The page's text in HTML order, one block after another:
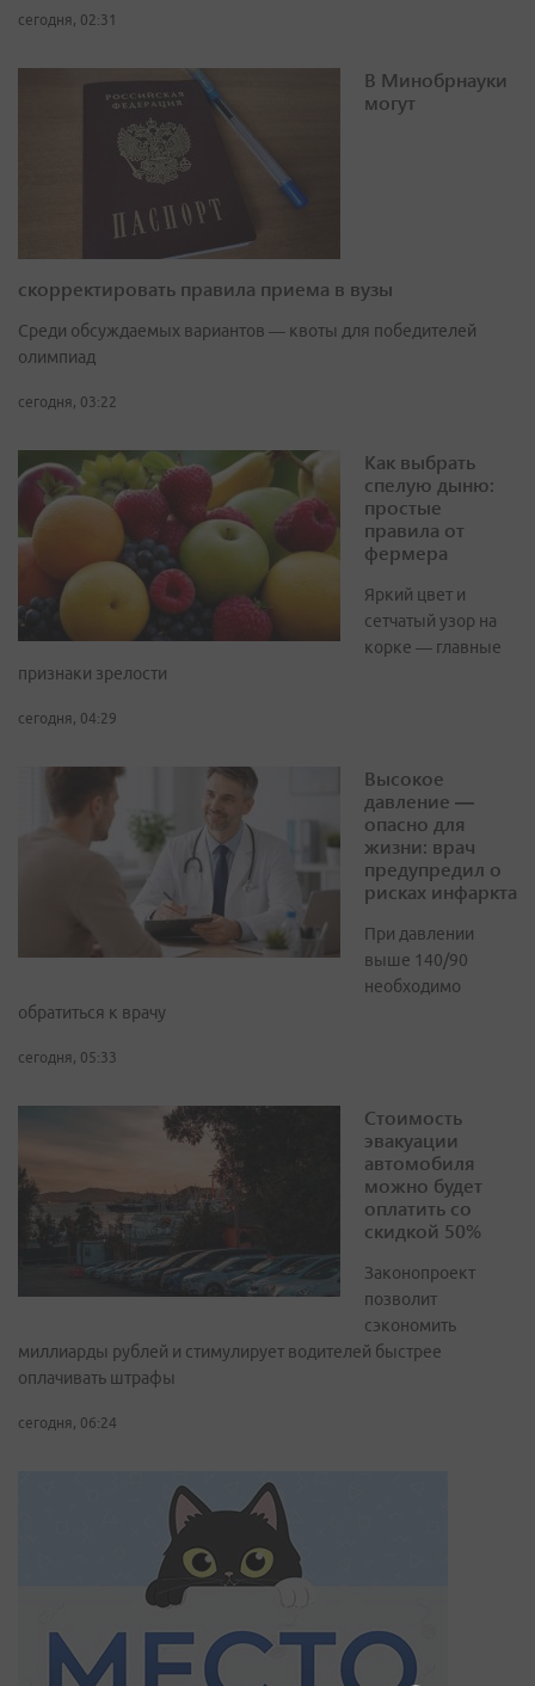
сегодня, 02:31
В Минобрнауки
могут
скорректировать правила приема в вузы
Среди обсуждаемых вариантов — квоты для победителей
олимпиад
сегодня, 03:22
Как выбрать
спелую дыню:
простые
правила от
фермера
Яркий цвет и
сетчатый узор на
корке — главные
признаки зрелости
сегодня, 04:29
Высокое
давление —
опасно для
жизни: врач
предупредил о
рисках инфаркта
При давлении
выше 140/90
необходимо
обратиться к врачу
сегодня, 05:33
Стоимость
эвакуации
автомобиля
можно будет
оплатить со
скидкой 50%
Законопроект
позволит
сэкономить
миллиарды рублей и стимулирует водителей быстрее
оплачивать штрафы
сегодня, 06:24